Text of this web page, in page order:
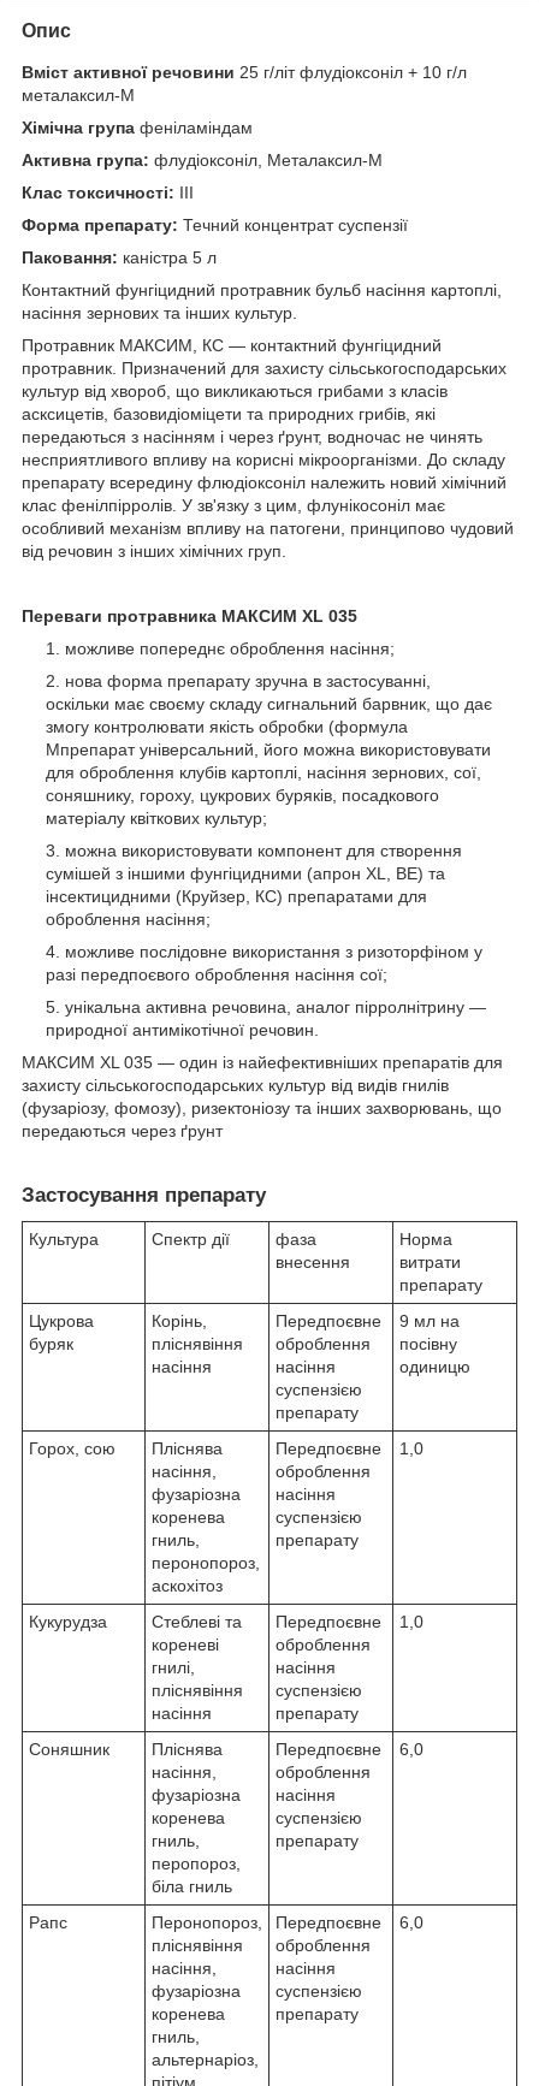
Опис
Вміст активної речовини 25 г/літ флудіоксоніл + 10 г/л
металаксил-М
Хімічна група феніламіндам
Активна група: флудіоксоніл, Металаксил-М
Клас токсичності: III
Форма препарату: Течний концентрат суспензії
Паковання: каністра 5 л
Контактний фунгіцидний протравник бульб насіння картоплі,
насіння зернових та інших культур.
Протравник МАКСИМ, КС — контактний фунгіцидний
протравник. Призначений для захисту сільськогосподарських
культур від хвороб, що викликаються грибами з класів
асксицетів, базовидіоміцети та природних грибів, які
передаються з насінням і через ґрунт, водночас не чинять
несприятливого впливу на корисні мікроорганізми. До складу
препарату всередину флюдіоксоніл належить новий хімічний
клас фенілпірролів. У зв'язку з цим, флунікосоніл має
особливий механізм впливу на патогени, принципово чудовий
від речовин з інших хімічних груп.
Переваги протравника МАКСИМ XL 035
можливе попереднє оброблення насіння;
нова форма препарату зручна в застосуванні,
оскільки має своєму складу сигнальний барвник, що дає
змогу контролювати якість обробки (формула
Мпрепарат універсальний, його можна використовувати
для оброблення клубів картоплі, насіння зернових, сої,
соняшнику, гороху, цукрових буряків, посадкового
матеріалу квіткових культур;
можна використовувати компонент для створення
сумішей з іншими фунгіцидними (апрон XL, ВЕ) та
інсектицидними (Круйзер, КС) препаратами для
оброблення насіння;
можливе послідовне використання з ризоторфіном у
разі передпоєвого оброблення насіння сої;
унікальна активна речовина, аналог пірролнітрину —
природної антимікотічної речовин.
МАКСИМ XL 035 — один із найефективніших препаратів для
захисту сільськогосподарських культур від видів гнилів
(фузаріозу, фомозу), ризектоніозу та інших захворювань, що
передаються через ґрунт
Застосування препарату
Культура Спектр дії
фаза
внесення
Норма
витрати
препарату
Цукрова
буряк
Корінь,
пліснявіння
насіння
Передпоєвне
оброблення
насіння
суспензією
препарату
9 мл на
посівну
одиницю
Горох, сою
Пліснява
насіння,
фузаріозна
коренева
гниль,
перонопороз,
аскохітоз
Передпоєвне
оброблення
насіння
суспензією
препарату
1,0
Кукурудза
Стеблеві та
кореневі
гнилі,
пліснявіння
насіння
Передпоєвне
оброблення
насіння
суспензією
препарату
1,0
Соняшник
Пліснява
насіння,
фузаріозна
коренева
гниль,
перопороз,
біла гниль
Передпоєвне
оброблення
насіння
суспензією
препарату
6,0
Рапс
Перонопороз,
пліснявіння
насіння,
фузаріозна
коренева
гниль,
альтернаріоз,
пітіум
Передпоєвне
оброблення
насіння
суспензією
препарату
6,0